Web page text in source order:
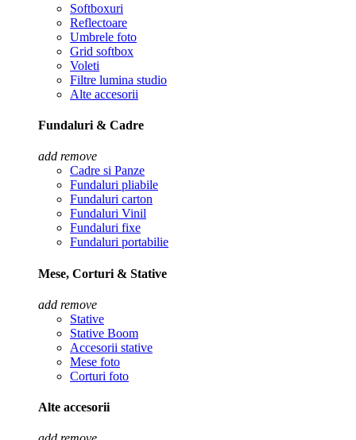
Softboxuri
Reflectoare
Umbrele foto
Grid softbox
Voleti
Filtre lumina studio
Alte accesorii
Fundaluri & Cadre
add remove
Cadre si Panze
Fundaluri pliabile
Fundaluri carton
Fundaluri Vinil
Fundaluri fixe
Fundaluri portabilie
Mese, Corturi & Stative
add remove
Stative
Stative Boom
Accesorii stative
Mese foto
Corturi foto
Alte accesorii